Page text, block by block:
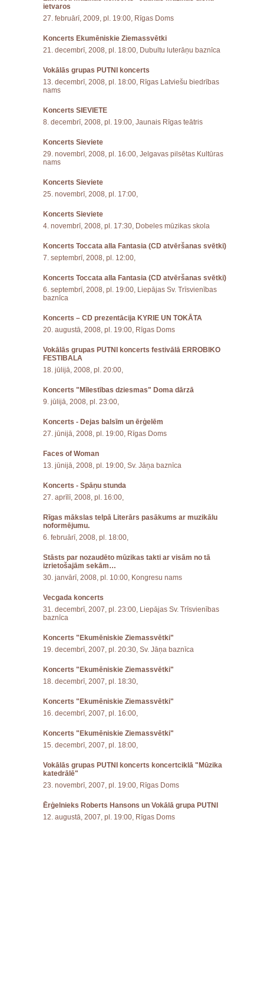
ietvaros
27. februārī, 2009, pl. 19:00, Rīgas Doms
Koncerts Ekumēniskie Ziemassvētki
21. decembrī, 2008, pl. 18:00, Dubultu luterāņu baznīca
Vokālās grupas PUTNI koncerts
13. decembrī, 2008, pl. 18:00, Rīgas Latviešu biedrības
nams
Koncerts SIEVIETE
8. decembrī, 2008, pl. 19:00, Jaunais Rīgas teātris
Koncerts Sieviete
29. novembrī, 2008, pl. 16:00, Jelgavas pilsētas Kultūras
nams
Koncerts Sieviete
25. novembrī, 2008, pl. 17:00,
Koncerts Sieviete
4. novembrī, 2008, pl. 17:30, Dobeles mūzikas skola
Koncerts Toccata alla Fantasia (CD atvēršanas svētki)
7. septembrī, 2008, pl. 12:00,
Koncerts Toccata alla Fantasia (CD atvēršanas svētki)
6. septembrī, 2008, pl. 19:00, Liepājas Sv. Trīsvienības
baznīca
Koncerts – CD prezentācija KYRIE UN TOKĀTA
20. augustā, 2008, pl. 19:00, Rīgas Doms
Vokālās grupas PUTNI koncerts festivālā ERROBIKO
FESTIBALA
18. jūlijā, 2008, pl. 20:00,
Koncerts "Mīlestības dziesmas" Doma dārzā
9. jūlijā, 2008, pl. 23:00,
Koncerts - Dejas balsīm un ērģelēm
27. jūnijā, 2008, pl. 19:00, Rīgas Doms
Faces of Woman
13. jūnijā, 2008, pl. 19:00, Sv. Jāņa baznīca
Koncerts - Spāņu stunda
27. aprīlī, 2008, pl. 16:00,
Rīgas mākslas telpā Literārs pasākums ar muzikālu
noformējumu.
6. februārī, 2008, pl. 18:00,
Stāsts par nozaudēto mūzikas takti ar visām no tā
izrietošajām sekām…
30. janvārī, 2008, pl. 10:00, Kongresu nams
Vecgada koncerts
31. decembrī, 2007, pl. 23:00, Liepājas Sv. Trīsvienības
baznīca
Koncerts "Ekumēniskie Ziemassvētki"
19. decembrī, 2007, pl. 20:30, Sv. Jāņa baznīca
Koncerts "Ekumēniskie Ziemassvētki"
18. decembrī, 2007, pl. 18:30,
Koncerts "Ekumēniskie Ziemassvētki"
16. decembrī, 2007, pl. 16:00,
Koncerts "Ekumēniskie Ziemassvētki"
15. decembrī, 2007, pl. 18:00,
Vokālās grupas PUTNI koncerts koncertciklā "Mūzika
katedrālē"
23. novembrī, 2007, pl. 19:00, Rīgas Doms
Ērģelnieks Roberts Hansons un Vokālā grupa PUTNI
12. augustā, 2007, pl. 19:00, Rīgas Doms